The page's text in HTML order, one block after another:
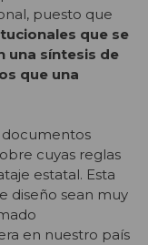
puesto que
que se
una síntesis de
que una
documentos
cuyas reglas
estatal. Esta
diseño sean muy
en nuestro país